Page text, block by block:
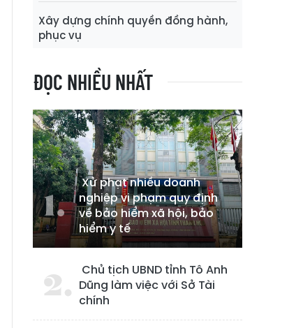
Xây dựng chính quyền đồng hành,
phục vụ
ĐỌC NHIỀU NHẤT
Xử phạt nhiều doanh
nghiệp vi phạm quy định
về bảo hiểm xã hội, bảo
hiểm y tế
Chủ tịch UBND tỉnh Tô Anh
Dũng làm việc với Sở Tài
chính